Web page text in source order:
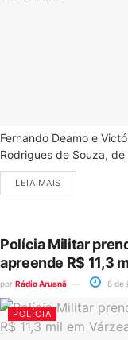
Fernando Deamo e
Rodrigues de Souza,
LEIA MAIS
Polícia Militar
apreende R$ 11,3
por Rádio Aruanã 8 de
POLÍCIA